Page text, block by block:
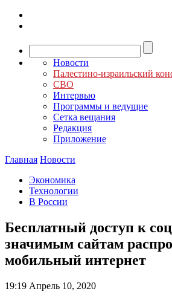
Новости
Палестино-израильский
СВО
Интервью
Программы и ведущие
Сетка вещания
Редакция
Приложение
Главная Новости
Экономика
Технологии
В России
Бесплатный доступ к
значимым сайтам
мобильный интернет
19:19 Апрель 10, 2020